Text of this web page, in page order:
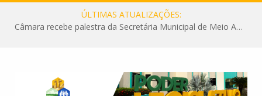
ÚLTIMAS ATUALIZAÇÕES:
Câmara recebe palestra da Secretária Municipal de Meio Ambiente sobre as ações da “SEMANA DO MEIO AMBIENTE”